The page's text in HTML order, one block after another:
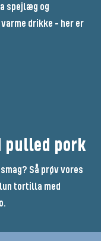
spejlæg og
drikke – her er
pulled pork
Så prøv vores
tortilla med